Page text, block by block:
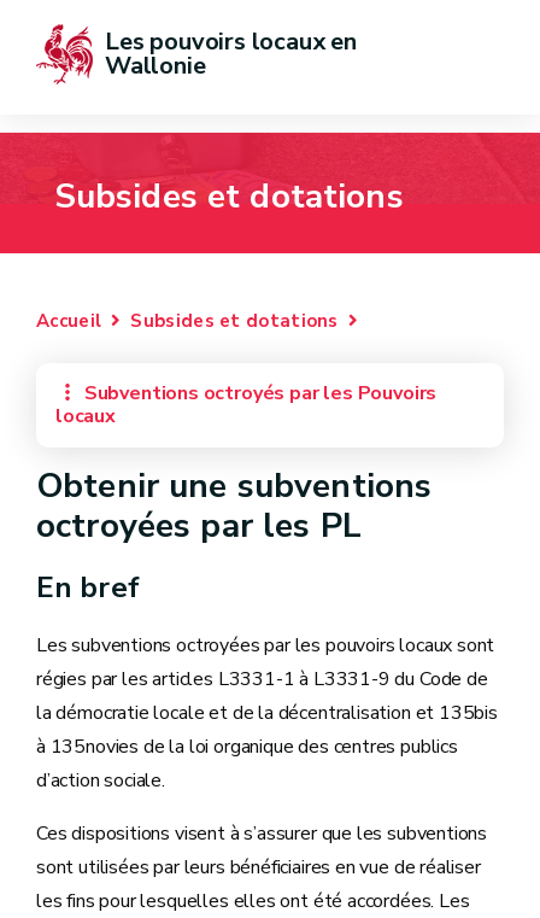
Les pouvoirs locaux en
Wallonie
Subsides et dotations
Accueil Subsides et dotations
Subventions octroyés par les Pouvoirs
locaux
Obtenir une subventions
octroyées par les PL
En bref
Les subventions octroyées par les pouvoirs locaux sont
régies par les articles L3331-1 à L3331-9 du Code de
la démocratie locale et de la décentralisation et 135bis
à 135novies de la loi organique des centres publics
d’action sociale.
Ces dispositions visent à s’assurer que les subventions
sont utilisées par leurs bénéficiaires en vue de réaliser
les fins pour lesquelles elles ont été accordées. Les